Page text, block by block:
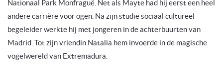
Nationaal Park Monfraguë. Net als Mayte had hij eerst een heel
andere carrière voor ogen. Na zijn studie sociaal cultureel
begeleider werkte hij met jongeren in de achterbuurten van
Madrid. Tot zijn vriendin Natalia hem invoerde in de magische
vogelwereld van Extremadura.